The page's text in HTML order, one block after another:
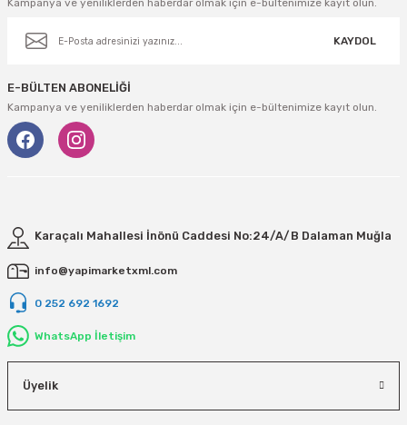
Kampanya ve yeniliklerden haberdar olmak için e-bültenimize kayıt olun.
KAYDOL
E-BÜLTEN ABONELİĞİ
Kampanya ve yeniliklerden haberdar olmak için e-bültenimize kayıt olun.
Karaçalı Mahallesi İnönü Caddesi No:24/A/B Dalaman Muğla
info@yapimarketxml.com
0 252 692 1692
WhatsApp İletişim
Üyelik